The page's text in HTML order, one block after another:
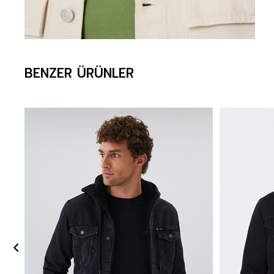
BENZER ÜRÜNLER